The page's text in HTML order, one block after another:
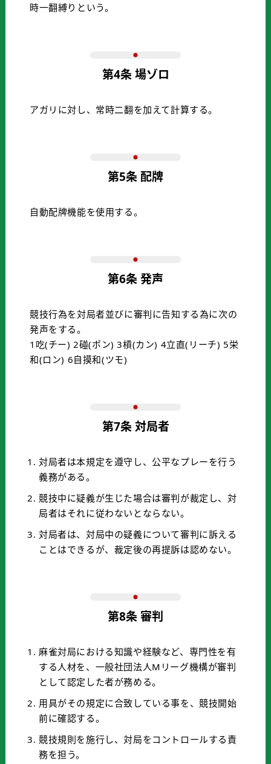
時一翻縛りという。
第4条 場ゾロ
アガリに対し、常時二翻を加えて計算する。
第5条 配牌
自動配牌機能を使用する。
第6条 発声
競技行為を対局者並びに審判に告知する為に次の
発声をする。
1吃(チー) 2碰(ポン) 3槓(カン) 4立直(リーチ) 5栄
和(ロン) 6自摸和(ツモ)
第7条 対局者
対局者は本規定を遵守し、公平なプレーを行う
義務がある。
競技中に疑義が生じた場合は審判が裁定し、対
局者はそれに従わないとならない。
対局者は、対局中の疑義について審判に訴える
ことはできるが、裁定後の再提訴は認めない。
第8条 審判
麻雀対局における知識や経験など、専門性を有
する人材を、一般社団法人Mリーグ機構が審判
として認定した者が務める。
用具がその規定に合致している事を、競技開始
前に確認する。
競技規則を施行し、対局をコントロールする責
務を担う。